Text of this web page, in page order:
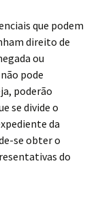
que podem
direito de
ou
pode
poderão
se divide o
da
se obter o
do